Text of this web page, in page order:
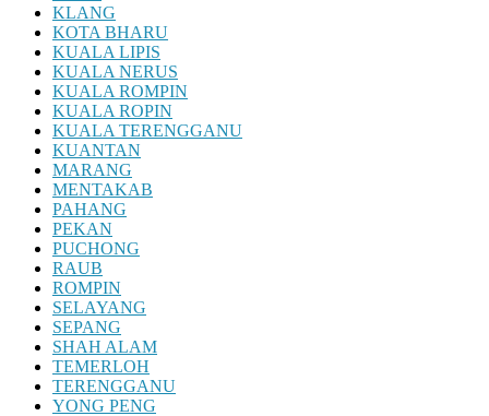
KLANG
KOTA BHARU
KUALA LIPIS
KUALA NERUS
KUALA ROMPIN
KUALA ROPIN
KUALA TERENGGANU
KUANTAN
MARANG
MENTAKAB
PAHANG
PEKAN
PUCHONG
RAUB
ROMPIN
SELAYANG
SEPANG
SHAH ALAM
TEMERLOH
TERENGGANU
YONG PENG